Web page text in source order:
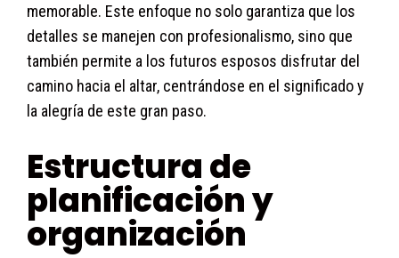
memorable. Este enfoque no solo garantiza que los
detalles se manejen con profesionalismo, sino que
también permite a los futuros esposos disfrutar del
camino hacia el altar, centrándose en el significado y
la alegría de este gran paso.
Estructura de
planificación y
organización